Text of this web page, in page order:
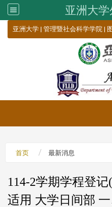
亚洲大
亚洲大学 | 管理暨社会科学学院 |
首页 最新消息
114-2学期学程登
适用 大学日间部